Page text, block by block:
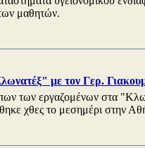
μαθητών.
με τον Γερ.
των εργαζομένων στα
χθες το μεσημέρι στην